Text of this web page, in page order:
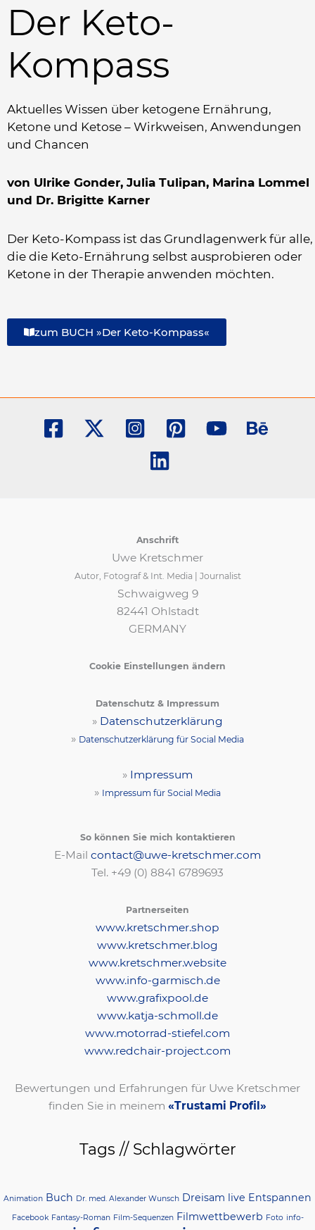
Der Keto-
Kompass
Aktuelles Wissen über ketogene Ernährung,
Ketone und Ketose – Wirkweisen, Anwendungen
und Chancen
von Ulrike Gonder, Julia Tulipan, Marina Lommel
und Dr. Brigitte Karner
Der Keto-Kompass ist das Grundlagenwerk für alle,
die die Keto-Ernährung selbst ausprobieren oder
Ketone in der Therapie anwenden möchten.
zum BUCH »Der Keto-Kompass«
Anschrift
Uwe Kretschmer
Autor, Fotograf & Int. Media | Journalist
Schwaigweg 9
82441 Ohlstadt
GERMANY
Cookie Einstellungen ändern
Datenschutz & Impressum
» Datenschutzerklärung
» Datenschutzerklärung für Social Media
» Impressum
» Impressum für Social Media
So können Sie mich kontaktieren
E-Mail contact@uwe-kretschmer.com
Tel. +49 (0) 8841 6789693‬
Partnerseiten
www.kretschmer.shop
www.kretschmer.blog
www.kretschmer.website
www.info-garmisch.de
www.grafixpool.de
www.katja-schmoll.de
www.motorrad-stiefel.com
www.redchair-project.com
Bewertungen und Erfahrungen für Uwe Kretschmer
finden Sie in meinem «Trustami Profil»
Tags // Schlagwörter
Animation Buch Dr. med. Alexander Wunsch Dreisam live Entspannen
Facebook Fantasy-Roman Film-Sequenzen Filmwettbewerb Foto info-